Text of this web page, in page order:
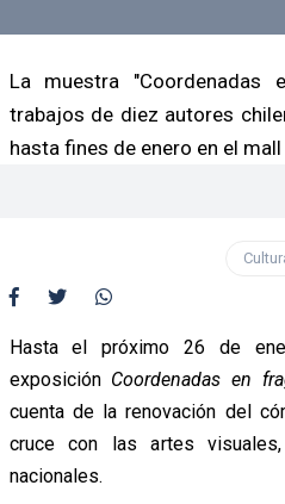
La muestra "Coordenadas
trabajos de diez autores
hasta fines de enero en el
Hasta el próximo 26 de
exposición Coordenadas en
cuenta de la renovación del
cruce con las artes
nacionales.